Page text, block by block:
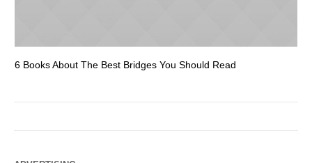
6 Books About The Best Bridges You Should Read